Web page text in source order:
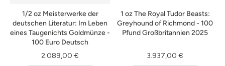
1/2 oz Meisterwerke der
deutschen Literatur: Im Leben
eines Taugenichts Goldmünze -
100 Euro Deutsch
2.089,00 €
1 oz The Royal Tudor Beasts:
Greyhound of Richmond - 100
Pfund Großbritannien 2025
3.937,00 €